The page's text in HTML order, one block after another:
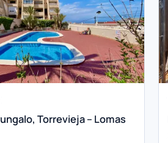
Torrevieja – Lomas